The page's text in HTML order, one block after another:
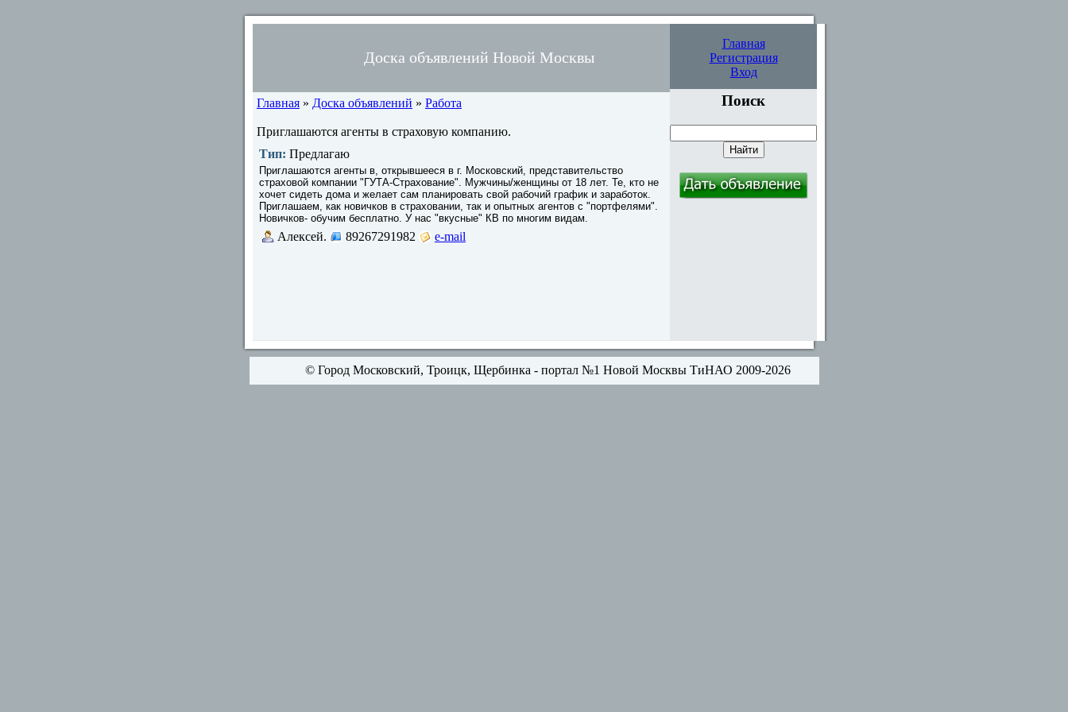
Доска объявлений Новой Москвы
Главная
Регистрация
Вход
Главная » Доска объявлений » Работа
Приглашаются агенты в страховую компанию.
Тип: Предлагаю
Приглашаются агенты в, открывшееся в г. Московский, представительство
страховой компании "ГУТА-Страхование". Мужчины/женщины от 18 лет. Те, кто не
хочет сидеть дома и желает сам планировать свой рабочий график и заработок.
Приглашаем, как новичков в страховании, так и опытных агентов с "портфелями".
Новичков- обучим бесплатно. У нас "вкусные" КВ по многим видам.
Алексей. 89267291982 e-mail
Поиск
© Город Московский, Троицк, Щербинка - портал №1 Новой Москвы ТиНАО 2009-2026